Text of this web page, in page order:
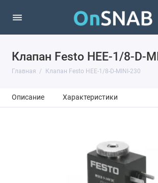
Клапан Festo HEE-1/8-D-
Главная Клапан Festo HEE-1/8-D-MINI-230
Описание Характеристики